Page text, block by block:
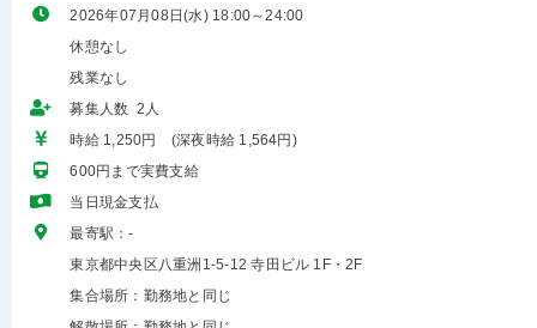
2026年07月08日(水) 18:00～24:00
休憩なし
残業なし
募集人数 2人
時給 1,250円 (深夜時給 1,564円)
600円まで実費支給
当日現金支払
最寄駅：-
東京都中央区八重洲1-5-12 寺田ビル 1F・2F
集合場所：勤務地と同じ